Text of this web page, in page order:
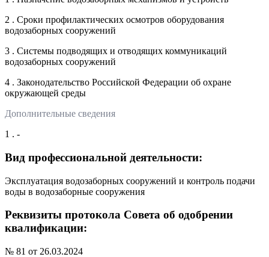
2 . Сроки профилактических осмотров оборудования
водозаборных сооружений
3 . Системы подводящих и отводящих коммуникаций
водозаборных сооружений
4 . Законодательство Российской Федерации об охране
окружающей среды
Дополнительные сведения
1 . -
Вид профессиональной деятельности:
Эксплуатация водозаборных сооружений и контроль подачи
воды в водозаборные сооружения
Реквизиты протокола Совета об одобрении
квалификации:
№ 81 от 26.03.2024